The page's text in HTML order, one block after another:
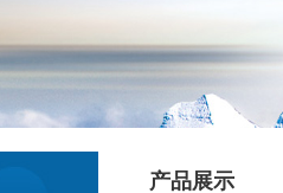
产品展示